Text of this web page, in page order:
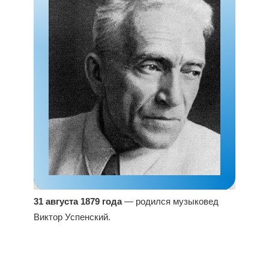
31 августа 1879 года — родился музыковед
Виктор Успенский.